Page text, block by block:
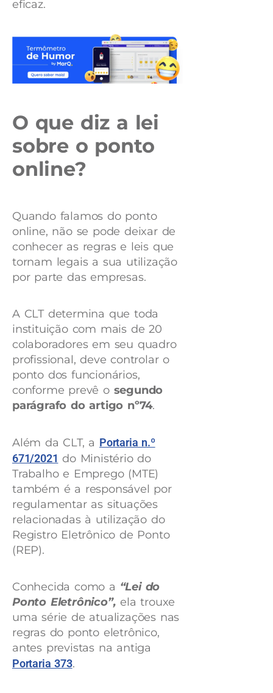
eficaz.
O que diz a lei
sobre o ponto
online?
Quando falamos do ponto
online, não se pode deixar de
conhecer as regras e leis que
tornam legais a sua utilização
por parte das empresas.
A CLT determina que toda
instituição com mais de 20
colaboradores em seu quadro
profissional, deve controlar o
ponto dos funcionários,
conforme prevê o segundo
parágrafo do artigo nº74.
Além da CLT, a Portaria n.º
671/2021 do Ministério do
Trabalho e Emprego (MTE)
também é a responsável por
regulamentar as situações
relacionadas à utilização do
Registro Eletrônico de Ponto
(REP).
Conhecida como a “Lei do
Ponto Eletrônico”, ela trouxe
uma série de atualizações nas
regras do ponto eletrônico,
antes previstas na antiga
Portaria 373.